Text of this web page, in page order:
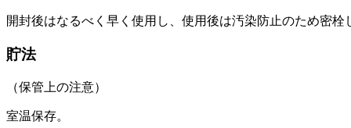
開封後はなるべく早く使用し、使用後は汚染防止のため密栓
貯法
（保管上の注意）
室温保存。